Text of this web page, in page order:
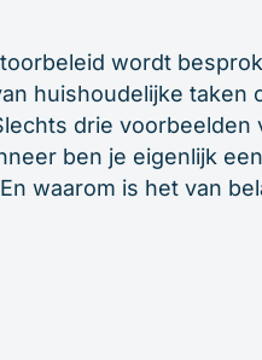
wordt
huishoudelijke taken
drie voorbeelden
ben je eigenlijk
waarom is het van